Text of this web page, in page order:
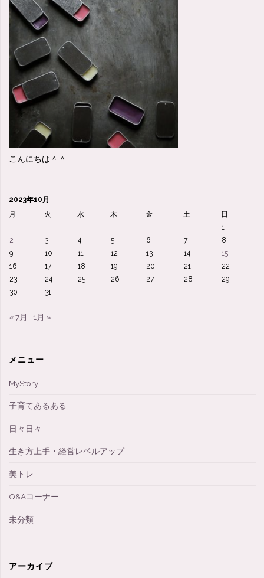
こんにちは＾＾
2023年10月
月
火 水 木 金 土
日
1
2
3 4 5 6 7
8
9
10 11 12 13 14
15
16
17 18 19 20 21
22
23
24 25 26 27 28
29
30
31
« 7月 1月 »
メニュー
MyStory
子育てあるある
日々日々
生き方上手・経営レベルアップ
美トレ
Q&Aコーナー
未分類
アーカイブ